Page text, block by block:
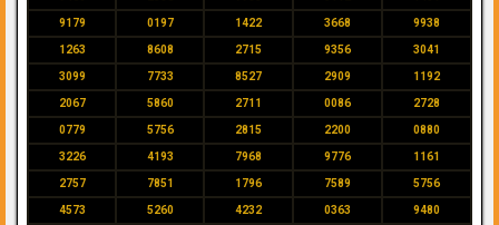
9179 0197 1422 3668 9938
1263 8608 2715 9356 3041
3099 7733 8527 2909 1192
2067 5860 2711 0086 2728
0779 5756 2815 2200 0880
3226 4193 7968 9776 1161
2757 7851 1796 7589 5756
4573 5260 4232 0363 9480